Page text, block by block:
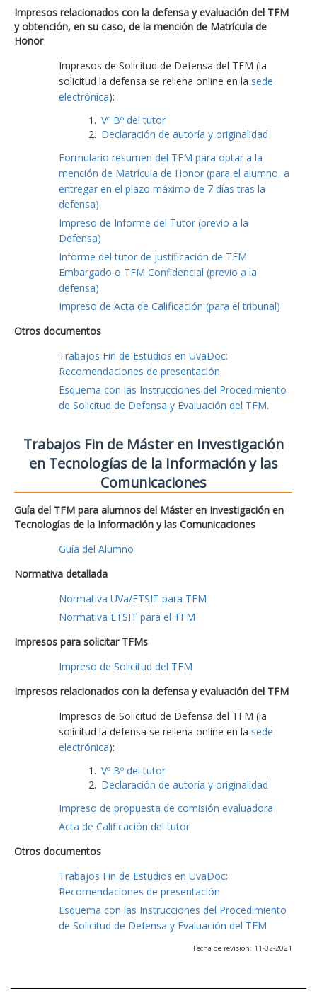
Impresos relacionados con la defensa y evaluación del TFM
y obtención, en su caso, de la mención de Matrícula de
Honor
Impresos de Solicitud de Defensa del TFM (la
solicitud la defensa se rellena online en la sede
electrónica):
Vº Bº del tutor
Declaración de autoría y originalidad
Formulario resumen del TFM para optar a la
mención de Matrícula de Honor (para el alumno, a
entregar en el plazo máximo de 7 días tras la
defensa)
Impreso de Informe del Tutor (previo a la
Defensa)
Informe del tutor de justificación de TFM
Embargado o TFM Confidencial (previo a la
defensa)
Impreso de Acta de Calificación (para el tribunal)
Otros documentos
Trabajos Fin de Estudios en UvaDoc:
Recomendaciones de presentación
Esquema con las Instrucciones del Procedimiento
de Solicitud de Defensa y Evaluación del TFM.
Trabajos Fin de Máster en Investigación
en Tecnologías de la Información y las
Comunicaciones
Guía del TFM para alumnos del Máster en Investigación en
Tecnologías de la Información y las Comunicaciones
Guía del Alumno
Normativa detallada
Normativa UVa/ETSIT para TFM
Normativa ETSIT para el TFM
Impresos para solicitar TFMs
Impreso de Solicitud del TFM
Impresos relacionados con la defensa y evaluación del TFM
Impresos de Solicitud de Defensa del TFM (la
solicitud la defensa se rellena online en la sede
electrónica):
Vº Bº del tutor
Declaración de autoría y originalidad
Impreso de propuesta de comisión evaluadora
Acta de Calificación del tutor
Otros documentos
Trabajos Fin de Estudios en UvaDoc:
Recomendaciones de presentación
Esquema con las Instrucciones del Procedimiento
de Solicitud de Defensa y Evaluación del TFM
Fecha de revisión: 11-02-2021